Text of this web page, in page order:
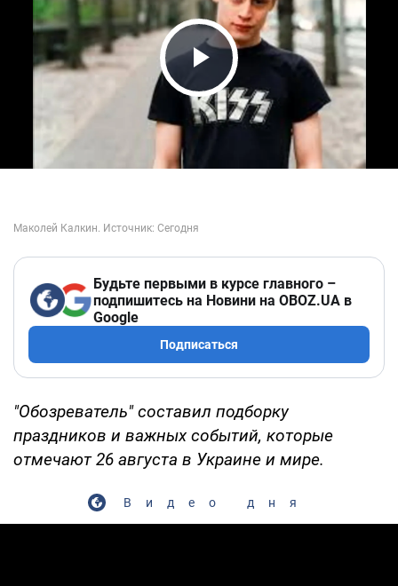
Play Video
Будьте первыми в курсе главного –
подпишитесь на Новини на OBOZ.UA в
Google
Подписаться
"Обозреватель" составил подборку
праздников и важных событий, которые
отмечают 26 августа в Украине и мире.
Видео дня